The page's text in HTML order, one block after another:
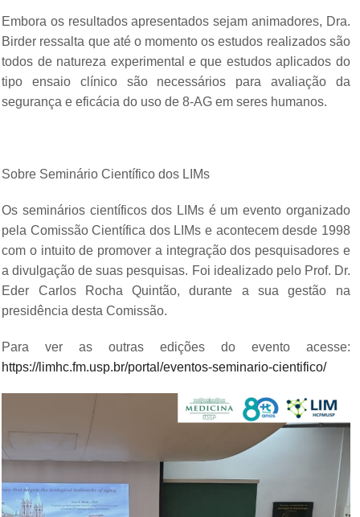
Embora os resultados apresentados sejam animadores, Dra.
Birder ressalta que até o momento os estudos realizados são
todos de natureza experimental e que estudos aplicados do
tipo ensaio clínico são necessários para avaliação da
segurança e eficácia do uso de 8-AG em seres humanos.
Sobre Seminário Científico dos LIMs
Os seminários científicos dos LIMs é um evento organizado
pela Comissão Científica dos LIMs e acontecem desde 1998
com o intuito de promover a integração dos pesquisadores e
a divulgação de suas pesquisas. Foi idealizado pelo Prof. Dr.
Eder Carlos Rocha Quintão, durante a sua gestão na
presidência desta Comissão.
Para ver as outras edições do evento acesse:
https://limhc.fm.usp.br/portal/eventos-seminario-cientifico/